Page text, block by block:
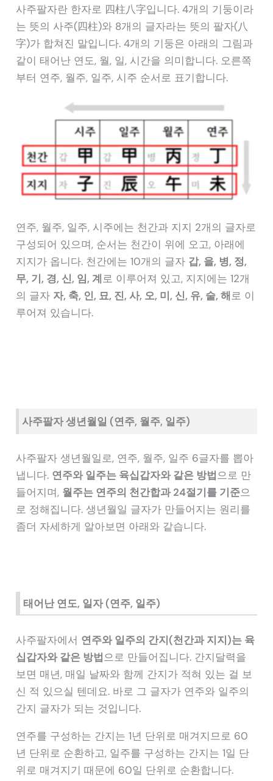
사주팔자란 한자로 四柱八字입니다. 4개의 기둥이라
는 뜻의 사주(四柱)와 8개의 글자라는 뜻의 팔자(八
字)가 합쳐진 말입니다. 4개의 기둥은 아래의 그림과
같이 태어난 연도, 월, 일, 시간을 의미합니다. 오른쪽
부터 연주, 월주, 일주, 시주 순서로 표기합니다.
연주, 월주, 일주, 시주에는 천간과 지지 2개의 글자로
구성되어 있으며, 순서는 천간이 위에 오고, 아래에
지지가 옵니다. 천간에는 10개의 글자 갑, 을, 병, 정,
무, 기, 경, 신, 임, 계로 이루어져 있고, 지지에는 12개
의 글자 자, 축, 인, 묘, 진, 사, 오, 미, 신, 유, 술, 해로 이
루어져 있습니다.
사주팔자 생년월일 (연주, 월주, 일주)
사주팔자 생년월일로, 연주, 월주, 일주 6글자를 뽑아
냅니다. 연주와 일주는 육십갑자와 같은 방법으로 만
들어지며, 월주는 연주의 천간합과 24절기를 기준으
로 정해집니다. 생년월일 글자가 만들어지는 원리를
좀더 자세하게 알아보면 아래와 같습니다.
태어난 연도, 일자 (연주, 일주)
사주팔자에서 연주와 일주의 간지(천간과 지지)는 육
십갑자와 같은 방법으로 만들어집니다. 간지달력을
보면 매년, 매일 날짜와 함께 간지가 적혀 있는 걸 보
신 적 있으실 텐데요. 바로 그 글자가 연주와 일주의
간지 글자가 되는 것입니다.
연주를 구성하는 간지는 1년 단위로 매겨지므로 60
년 단위로 순환하고, 일주를 구성하는 간지는 1일 단
위로 매겨지기 때문에 60일 단위로 순환합니다.